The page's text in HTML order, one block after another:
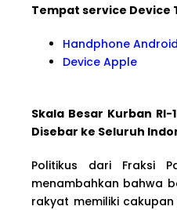
Tempat service Device
Handphone Android
Device Apple
Skala Besar Kurban RI-
Disebar ke Seluruh
Politikus dari Fraksi
menambahkan bahwa
rakyat memiliki